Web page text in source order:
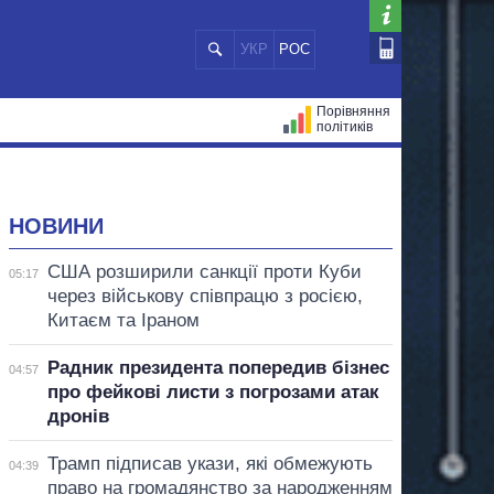
УКР РОС
Порівняння
політиків
НОВИНИ
05:17
США розширили санкції проти Куби
через військову співпрацю з росією,
Китаєм та Іраном
04:57
Радник президента попередив бізнес
про фейкові листи з погрозами атак
дронів
04:39
Трамп підписав укази, які обмежують
право на громадянство за народженням